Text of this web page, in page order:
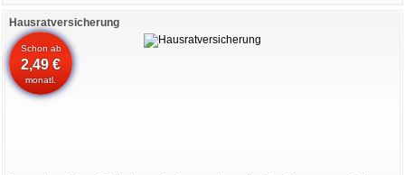
Hausratversicherung
Schon ab
2,49 €
monatl.